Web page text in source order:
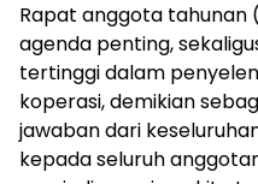
Rapat anggota tahunan
agenda penting,
tertinggi dalam
koperasi, demikian
jawaban dari
kepada seluruh